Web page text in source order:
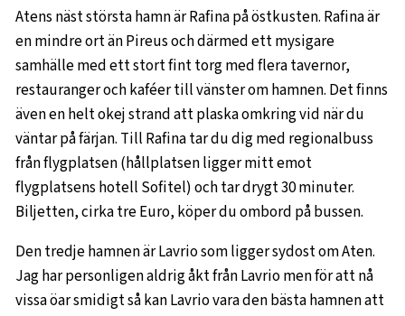
Atens näst största hamn är Rafina på östkusten. Rafina är
en mindre ort än Pireus och därmed ett mysigare
samhälle med ett stort fint torg med flera tavernor,
restauranger och kaféer till vänster om hamnen. Det finns
även en helt okej strand att plaska omkring vid när du
väntar på färjan. Till Rafina tar du dig med regionalbuss
från flygplatsen (hållplatsen ligger mitt emot
flygplatsens hotell Sofitel) och tar drygt 30 minuter.
Biljetten, cirka tre Euro, köper du ombord på bussen.
Den tredje hamnen är Lavrio som ligger sydost om Aten.
Jag har personligen aldrig åkt från Lavrio men för att nå
vissa öar smidigt så kan Lavrio vara den bästa hamnen att